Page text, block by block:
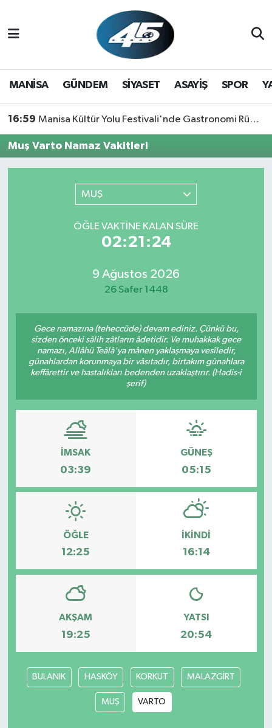
MANİSA GÜNDEM SİYASET ASAYİŞ SPOR
16:59 Manisa Kültür Yolu Festivali'nde Gastronomi Rüzgarı: Lezzetin Yıldızı "Manisa Kebabı" Oldu!
Muş Varto Namaz Vakitleri
MUŞ
ÖĞLE VAKTİNE KALAN SÜRE
02:21:24
9 Ağustos 2026
26 Safer 1448
Gece namazına (teheccüde) devam ediniz. Çünkü bu,
sizden önceki sâlih zâtların âdetidir. Ve muhakkak gece
namazı, Allâhü Teâlâ'ya mânen yaklaşmaya vesîledir,
günahlardan korunmaya bir vâsıtadır, birtakım günahlara
keffârettir ve hastalıkları bedenden uzaklaştırır. (Hadis-i
şerif)
İMSAK
03:39
GÜNEŞ
05:15
ÖĞLE
12:25
İKINDI
16:14
AKŞAM
19:25
YATSI
20:54
BULANIK HASKÖY KORKUT MALAZGİRT
MUŞ VARTO
GÜNDEM
SPOR
RESMİ REKLAM
Hava Durumu
Trafik Durumu
Son Dakika Haberleri